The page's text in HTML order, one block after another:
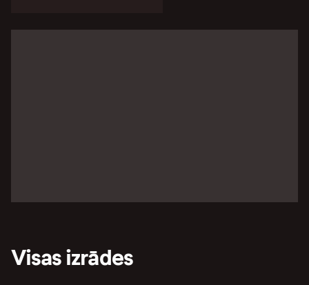
Visas izrādes